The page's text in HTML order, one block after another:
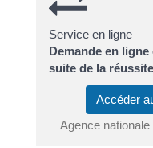
Service en ligne
Demande en
suite de la
Accéder
Agence